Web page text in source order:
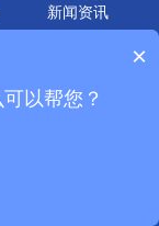
新闻资讯
始终致力于校园气象站
×
以帮您？